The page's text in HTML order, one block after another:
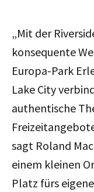
„Mit der
konsequente
Europa-Park
Lake City
authentische
sagt Roland
einem kleinen
Platz fürs